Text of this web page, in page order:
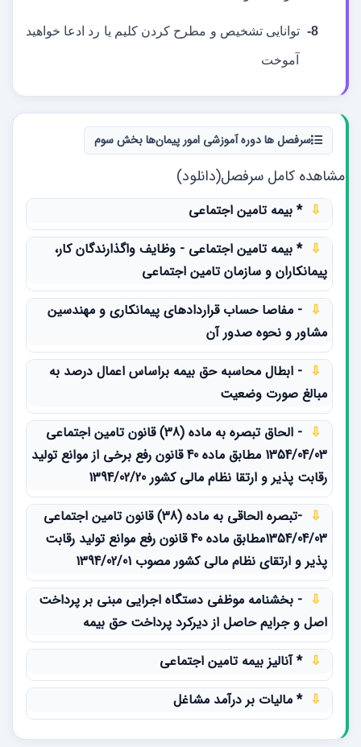
توانایی تشخیص و مطرح کردن کلیم یا رد ادعا خواهید
آموخت
سرفصل ها دوره آموزشی امور پیمان‌ها بخش سوم
مشاهده کامل سرفصل(دانلود)
* بیمه تامین اجتماعی
* بیمه تامین اجتماعی - وظایف واگذارندگان کار،
پیمانکاران و سازمان تامین اجتماعی
- مفاصا حساب قراردادهای پیمانکاری و مهندسین
مشاور و نحوه صدور آن
- ابطال محاسبه حق بیمه براساس اعمال درصد به
مبالغ صورت وضعیت
- الحاق تبصره به ماده (38) قانون تامین اجتماعی
1354/04/03 مطابق ماده 40 قانون رفع برخی از موانع تولید
رقابت پذیر و ارتقا نظام مالی کشور 1394/02/20
-تبصره الحاقی به ماده (38) قانون تامین اجتماعی
1354/04/03مطابق ماده 40 قانون رفع موانع تولید رقابت
پذیر و ارتقای نظام مالی کشور مصوب 1394/02/01
- بخشنامه موظفی دستگاه اجرایی مبنی بر پرداخت
اصل و جرایم حاصل از دیرکرد پرداخت حق بیمه
* آنالیز بیمه تامین اجتماعی
* مالیات بر درآمد مشاغل